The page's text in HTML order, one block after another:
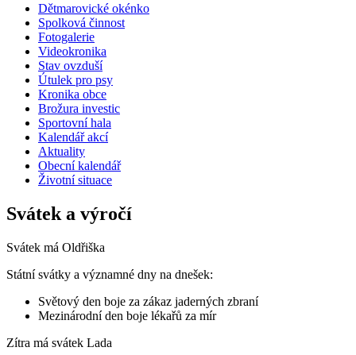
Dětmarovické okénko
Spolková činnost
Fotogalerie
Videokronika
Stav ovzduší
Útulek pro psy
Kronika obce
Brožura investic
Sportovní hala
Kalendář akcí
Aktuality
Obecní kalendář
Životní situace
Svátek a výročí
Svátek má Oldřiška
Státní svátky a významné dny na dnešek:
Světový den boje za zákaz jaderných zbraní
Mezinárodní den boje lékařů za mír
Zítra má svátek Lada